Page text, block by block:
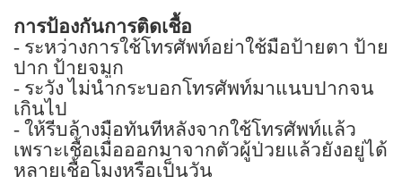
การป้องกันการติดเชื้อ
- ระหว่างการใช้โทรศัพท์อย่าใช้มือป้ายตา ป้าย
ปาก ป้ายจมูก
- ระวัง ไม่นำกระบอกโทรศัพท์มาแนบปากจน
เกินไป
- ให้รีบล้างมือทันทีหลังจากใช้โทรศัพท์แล้ว
เพราะเชื้อเมื่อออกมาจากตัวผู้ป่วยแล้วยังอยู่ได้
หลายเชื้อโมงหรือเป็นวัน